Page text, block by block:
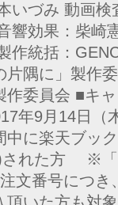
いづみ 動画
響効果：柴崎
作統括：
片隅に」製作
作委員会 ■キ
年9月14日
に楽天ブッ
)された方 ※
注文番号につ